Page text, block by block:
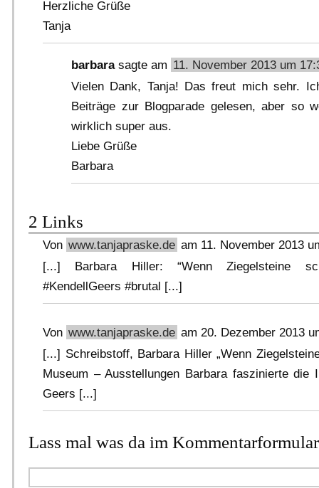
Herzliche Grüße
Tanja
barbara sagte am 11. November 2013 um
Vielen Dank, Tanja! Das freut mich sehr.
Beiträge zur Blogparade gelesen, aber so
wirklich super aus.
Liebe Grüße
Barbara
2 Links
Von www.tanjapraske.de am 11. November 2013
[...] Barbara Hiller: “Wenn Ziegelsteine
#KendellGeers #brutal [...]
Von www.tanjapraske.de am 20. Dezember 2013
[...] Schreibstoff, Barbara Hiller „Wenn
Museum – Ausstellungen Barbara faszinierte die
Geers [...]
Lass mal was da im